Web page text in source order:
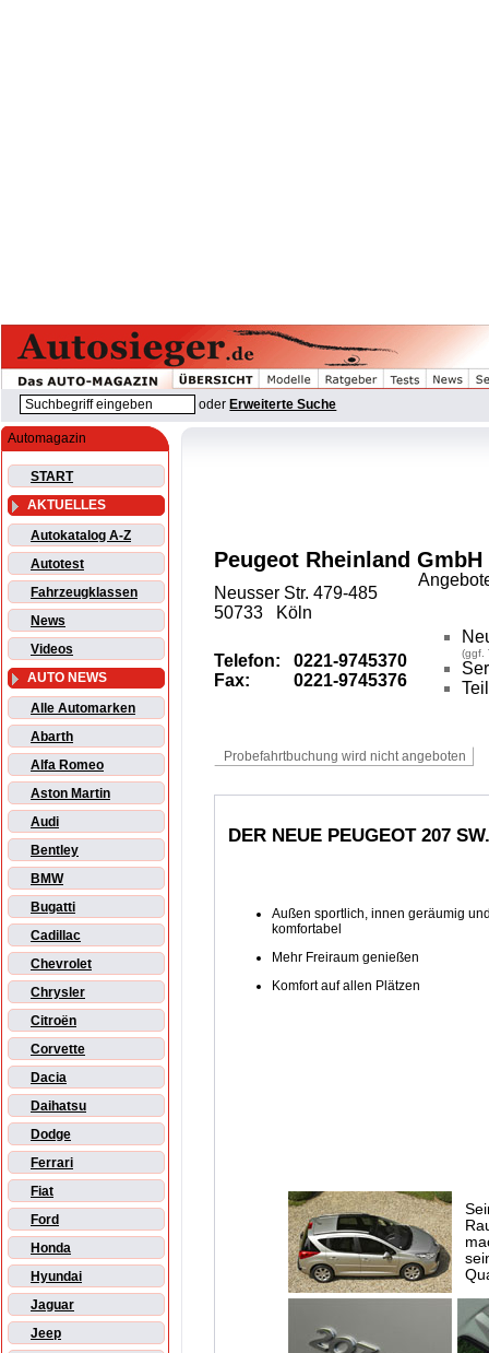
oder Erweiterte Suche
Automagazin
START
AKTUELLES
Autokatalog A-Z
Autotest
Fahrzeugklassen
News
Videos
AUTO NEWS
Alle Automarken
Abarth
Alfa Romeo
Aston Martin
Audi
Bentley
BMW
Bugatti
Cadillac
Chevrolet
Chrysler
Citroën
Corvette
Dacia
Daihatsu
Dodge
Ferrari
Fiat
Ford
Honda
Hyundai
Jaguar
Jeep
Peugeot Rheinland GmbH
Neusser Str. 479-485
50733 Köln
Telefon: 0221-9745370
Fax:
0221-9745376
(ggf.
DER NEUE PEUGEOT 207
Außen sportlich, innen geräumig
komfortabel
Mehr Freiraum genießen
Komfort auf allen Plätzen